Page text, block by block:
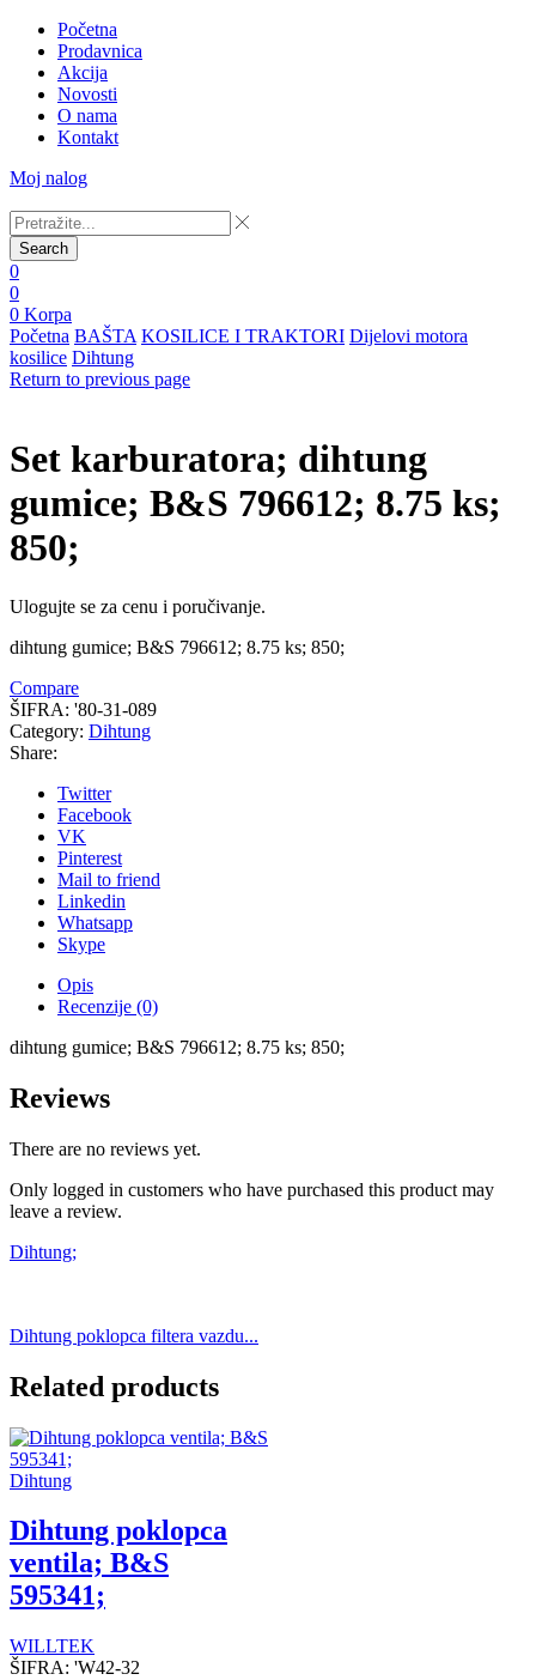
Početna
Prodavnica
Akcija
Novosti
O nama
Kontakt
Moj nalog
Search
0
0
0 Korpa
Početna BAŠTA KOSILICE I TRAKTORI Dijelovi motora
kosilice Dihtung
Return to previous page
Set karburatora; dihtung
gumice; B&S 796612; 8.75 ks;
850;
Ulogujte se za cenu i poručivanje.
dihtung gumice; B&S 796612; 8.75 ks; 850;
Compare
ŠIFRA: '80-31-089
Category: Dihtung
Share:
Twitter
Facebook
VK
Pinterest
Mail to friend
Linkedin
Whatsapp
Skype
Opis
Recenzije (0)
dihtung gumice; B&S 796612; 8.75 ks; 850;
Reviews
There are no reviews yet.
Only logged in customers who have purchased this product may
leave a review.
Dihtung;
Dihtung poklopca filtera vazdu...
Related products
Dihtung
Dihtung poklopca
ventila; B&S
595341;
WILLTEK
ŠIFRA: 'W42-32